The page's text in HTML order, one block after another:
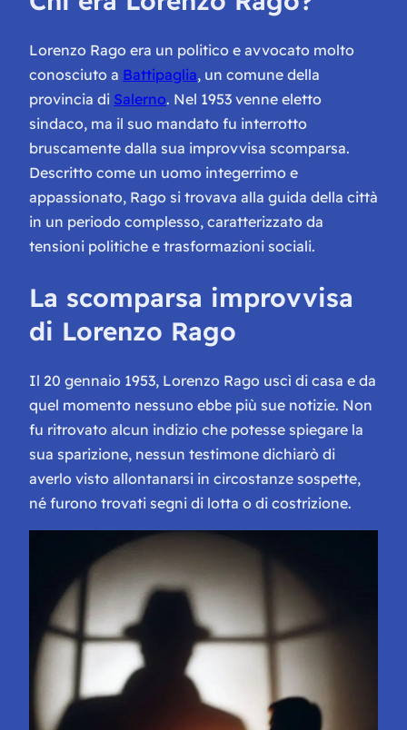
Lorenzo Rago era un politico e avvocato molto
conosciuto a Battipaglia, un comune della
provincia di Salerno. Nel 1953 venne eletto
sindaco, ma il suo mandato fu interrotto
bruscamente dalla sua improvvisa scomparsa.
Descritto come un uomo integerrimo e
appassionato, Rago si trovava alla guida della città
in un periodo complesso, caratterizzato da
tensioni politiche e trasformazioni sociali.
La scomparsa improvvisa
di Lorenzo Rago
Il 20 gennaio 1953, Lorenzo Rago uscì di casa e da
quel momento nessuno ebbe più sue notizie. Non
fu ritrovato alcun indizio che potesse spiegare la
sua sparizione, nessun testimone dichiarò di
averlo visto allontanarsi in circostanze sospette,
né furono trovati segni di lotta o di costrizione.